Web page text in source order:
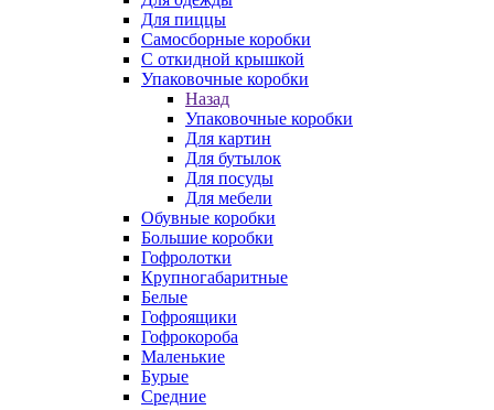
Для пиццы
Самосборные коробки
С откидной крышкой
Упаковочные коробки
Назад
Упаковочные коробки
Для картин
Для бутылок
Для посуды
Для мебели
Обувные коробки
Большие коробки
Гофролотки
Крупногабаритные
Белые
Гофроящики
Гофрокороба
Маленькие
Бурые
Средние